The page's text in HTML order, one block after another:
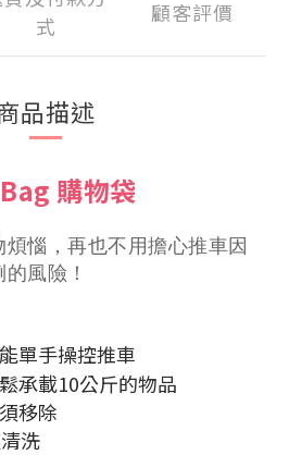
式
顧客評價
品描述
購物袋
惱，再也不用擔心推車因
風險！
單手操控推車
承載10公斤的物品
移除
洗